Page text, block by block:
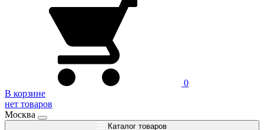
0
В корзине
нет товаров
Москва
Каталог товаров